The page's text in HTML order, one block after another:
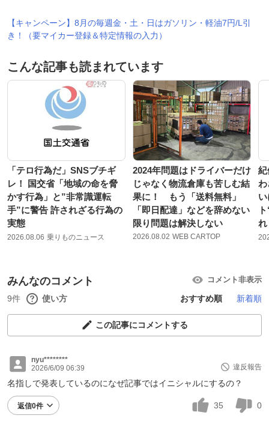
【キャンペーン】8月の毎週金・土・日はガソリン・軽油7円/L引
き！（要マイカー登録＆特定情報の入力）
こんな記事も読まれています
「テロ行為だ」SNSブチギ
レ！ 国交省「地域の命を脅
かす行為」と”非常識運転
手”に警告 許されざる行為の
実態
2026.08.06 乗りものニュース
2024年問題はドライバーだけ
じゃなく物流倉庫も苦しむ結
果に！ もう「送料無料」
「即日配達」などを辞めない
限り問題は解決しない
2026.08.02 WEB CARTOP
紀
わ
れ
みんなのコメント コメント非表示
9件 使い方 おすすめ順 新着順
この記事にコメントする
nyu********
2026/6/09 06:39
違反報告
名指しで発表しているのになぜ記事ではイニシャルにするの？
返信0件 35 0